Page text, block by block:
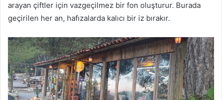
arayan çiftler için vazgeçilmez bir fon oluşturur. Burada
geçirilen her an, hafızalarda kalıcı bir iz bırakır.